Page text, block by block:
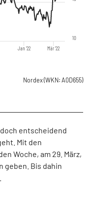
Jan '22 Mär '22
10
Nordex(WKN: A0D655)
entscheidend
Mit den
Woche, am 29. März,
geben. Bis dahin